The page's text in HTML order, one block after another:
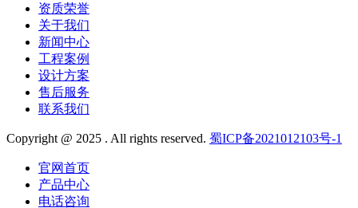
资质荣誉
关于我们
新闻中心
工程案例
设计方案
售后服务
联系我们
Copyright @ 2025 . All rights reserved. 蜀ICP备2021012103号-1
官网首页
产品中心
电话咨询